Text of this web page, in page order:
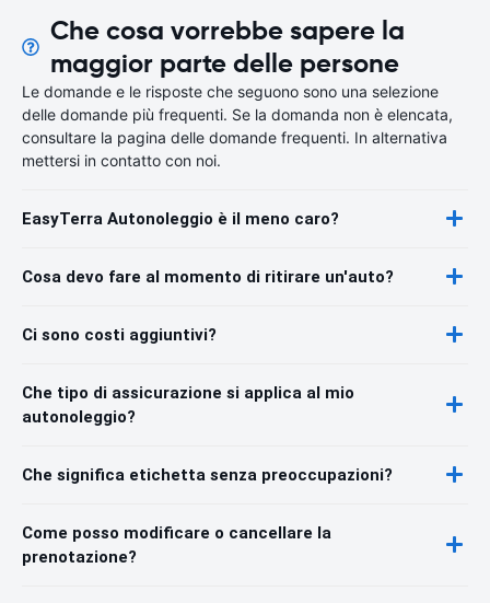
Che cosa vorrebbe sapere la
maggior parte delle persone
Le domande e le risposte che seguono sono una selezione
delle domande più frequenti. Se la domanda non è elencata,
consultare la pagina delle domande frequenti. In alternativa
mettersi in contatto con noi.
EasyTerra Autonoleggio è il meno caro?
Cosa devo fare al momento di ritirare un'auto?
Ci sono costi aggiuntivi?
Che tipo di assicurazione si applica al mio
autonoleggio?
Che significa etichetta senza preoccupazioni?
Come posso modificare o cancellare la
prenotazione?